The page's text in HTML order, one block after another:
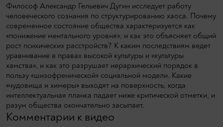
Философ Александр Гельевич Дугин исследует работу
человеческого сознания по структурированию хаоса. Почему
современное состояние общества характеризуется как
«понижение ментального уровня», и как это объясняет общий
рост психических расстройств? К каким последствиям ведет
уравнивание в правах высокой культуры и «культуры
хамства», и как это разрушает иерархический порядок в
пользу «шизофренической» социальной модели. Какие
«чудовища и химеры» выходят на поверхность, когда
интеллектуальная планка падает ниже критической отметки, и
разум общества окончательно засыпает.
Комментарии к видео